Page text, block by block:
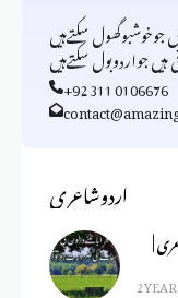
جوخوشبوگھول سکتےہیں
جواردوبول سکتےہیں
+92 311 0106676
اردوشاعری
|
2